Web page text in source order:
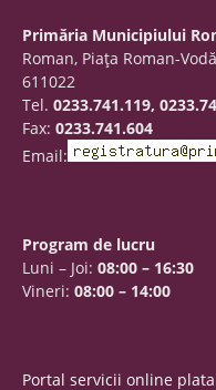
Primăria Municipiului
Roman, Piaţa Roman-
611022
Tel. 0233.741.119,
Fax: 0233.741.604
Email:
Program de lucru
Luni – Joi: 08:00 – 16:30
Vineri: 08:00 – 14:00
Portal servicii online